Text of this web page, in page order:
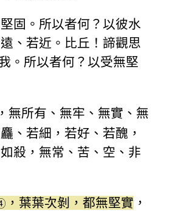
固。所以者何？以彼水
、若近。比丘！諦觀思
。所以者何？以受無堅
無所有、無牢、無實、無
、若細，若好、若醜，
殺，無常、苦、空、非
，葉葉次剝，都無堅實 ，